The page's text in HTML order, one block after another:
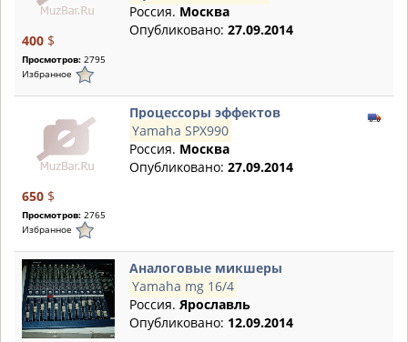
400 $
Просмотров: 2795
Избранное
Россия. Москва
Опубликовано: 27.09.2014
650 $
Просмотров: 2765
Избранное
Процессоры эффектов
Yamaha SPX990
Россия. Москва
Опубликовано: 27.09.2014
Аналоговые микшеры
Yamaha mg 16/4
Россия. Ярославль
Опубликовано: 12.09.2014